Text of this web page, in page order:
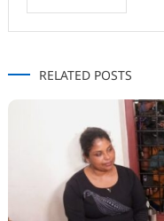
RELATED POSTS